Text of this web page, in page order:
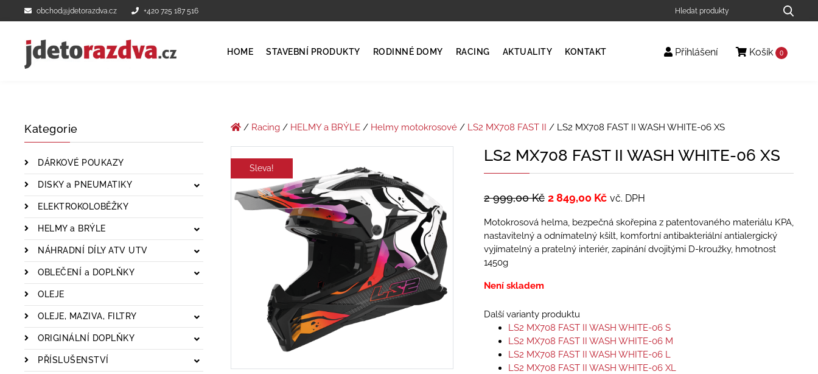
obchod@jdetorazdva.cz +420 725 187 516
HOME STAVEBNÍ PRODUKTY RODINNÉ DOMY RACING AKTUALITY KONTAKT Přihlášení Košík 0
Kategorie
DÁRKOVÉ POUKAZY
DISKY a PNEUMATIKY
ELEKTROKOLOBĚŽKY
HELMY a BRÝLE
NÁHRADNÍ DÍLY ATV UTV
OBLEČENÍ a DOPLŇKY
OLEJE
OLEJE, MAZIVA, FILTRY
ORIGINÁLNÍ DOPLŇKY
PŘÍSLUŠENSTVÍ
/ Racing/ HELMY a BRÝLE/ Helmy motokrosové/ LS2 MX708 FAST II / LS2 MX708 FAST II WASH WHITE-06 XS
Sleva!
LS2 MX708 FAST II WASH WHITE-06 XS
2 999,00Kč 2 849,00 Kč vč. DPH
Motokrosová helma, bezpečná skořepina z patentovaného materiálu KPA,
nastavitelný a odnímatelný kšilt, komfortní antibakteriální antialergický
vyjímatelný a pratelný interiér, zapínání dvojitými D-kroužky, hmotnost
1450g
Není skladem
Další varianty produktu
LS2 MX708 FAST II WASH WHITE-06 S
LS2 MX708 FAST II WASH WHITE-06 M
LS2 MX708 FAST II WASH WHITE-06 L
LS2 MX708 FAST II WASH WHITE-06 XL